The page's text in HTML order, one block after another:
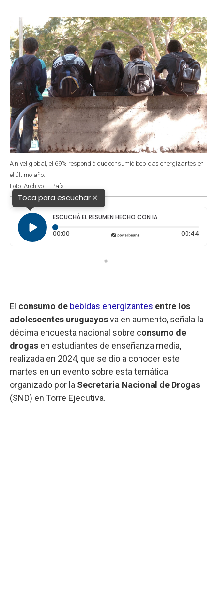
n
A nivel global, el 69% respondió que consumió bebidas energizantes en
el último año.
Foto: Archivo El País.
Toca para escuchar×
ESCUCHÁ EL RESUMEN HECHO CON IA
00:00 Tiempo transcurrido: 0 segundos 00:44
El consumo de bebidas energizantes entre los
adolescentes uruguayosva en aumento, señala la
décima encuesta nacional sobre consumo de
drogas en estudiantes de enseñanza media,
realizada en 2024, que se dio a conocer este
martes en un evento sobre esta temática
organizado por la Secretaria Nacional de Drogas
(SND) en Torre Ejecutiva.